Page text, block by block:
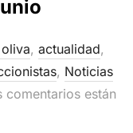
, actualidad,
, Noticias
comentarios están